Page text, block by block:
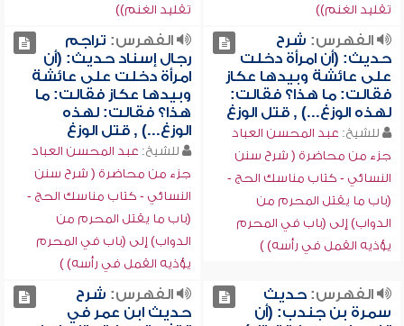
تقليد الغنم))
تقليد الغنم))
الفهرس: شرح
حديث: (أن امرأة دخلت
على عائشة وبيدها عكاز
فقالت: ما هذا؟ فقالت:
لهذه الوزغ...) , قتل الوزغ
للشيخ: عبد المحسن العباد
جزء من محاضرة ( شرح سنن
النسائي - كتاب مناسك الحج -
(باب ما يقتل المحرم من
الدواب) إلى (باب في المحرم
يؤذيه القمل في رأسه) )
الفهرس: تراجم
رجال إسناد حديث: (أن
امرأة دخلت على عائشة
وبيدها عكاز فقالت: ما
هذا؟ فقالت: لهذه
الوزغ...) , قتل الوزغ
للشيخ: عبد المحسن العباد
جزء من محاضرة ( شرح سنن
النسائي - كتاب مناسك الحج -
(باب ما يقتل المحرم من
الدواب) إلى (باب في المحرم
يؤذيه القمل في رأسه) )
الفهرس:حديث
سمرة بن جندب: (أن
الفهرس: شرح
حديث ابن عمر في